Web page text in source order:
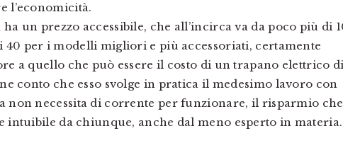
l’economicità.
un prezzo accessibile, che all’incirca va da poco più di
40 per i modelli migliori e più accessoriati, certamente
a quello che può essere il costo di un trapano elettrico di
conto che esso svolge in pratica il medesimo lavoro con
non necessita di corrente per funzionare, il risparmio che
intuibile da chiunque, anche dal meno esperto in materia.